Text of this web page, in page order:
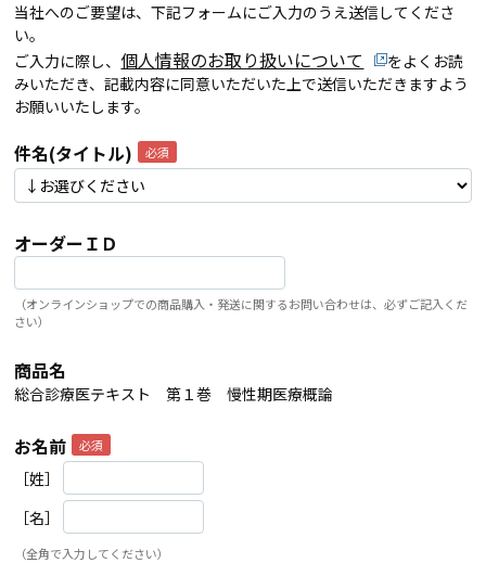
当社へのご要望は、下記フォームにご入力のうえ送信してくださ
い。
ご入力に際し、 個人情報のお取り扱いについて
をよくお読
みいただき、記載内容に同意いただいた上で送信いただきますよう
お願いいたします。
件名(タイトル)
オーダーＩＤ
（オンラインショップでの商品購入・発送に関するお問い合わせは、必ずご記入くだ
さい）
商品名
総合診療医テキスト 第１巻 慢性期医療概論
お名前
［姓］
［名］
（全角で入力してください）